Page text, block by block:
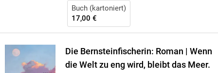
Buch (kartoniert)
17,00 €
Die Bernsteinfischerin: Roman | Wenn
die Welt zu eng wird, bleibt das Meer.